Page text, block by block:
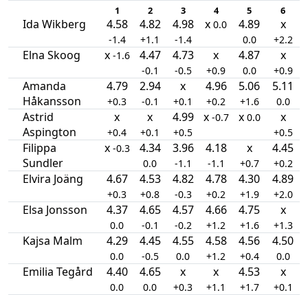
1 2 3 4 5 6
Ida Wikberg 4.58
-1.4
4.82
+1.1
4.98
-1.4
x 0.0 4.89
0.0
x
+2.2
Elna Skoog x -1.6 4.47
-0.1
4.73
-0.5
x
+0.9
4.87
0.0
x
+0.9
Amanda
Håkansson
4.79
+0.3
2.94
-0.1
x
+0.1
4.96
+0.2
5.06
+1.6
5.11
0.0
Astrid
Aspington
x
+0.4
x
+0.1
4.99
+0.5
x -0.7 x 0.0 x
+0.5
Filippa
Sundler
x -0.3 4.34
0.0
3.96
-1.1
4.18
-1.1
x
+0.7
4.45
+0.2
Elvira Joäng 4.67
+0.3
4.53
+0.8
4.82
-0.3
4.78
+0.2
4.30
+1.9
4.89
+2.0
Elsa Jonsson 4.37
0.0
4.65
-0.1
4.57
-0.2
4.66
+1.2
4.75
+1.6
x
+1.3
Kajsa Malm 4.29
0.0
4.45
-0.5
4.55
0.0
4.58
+1.2
4.56
+0.4
4.50
0.0
Emilia Tegård 4.40
0.0
4.65
0.0
x
+0.3
x
+1.1
4.53
+1.7
x
+0.1